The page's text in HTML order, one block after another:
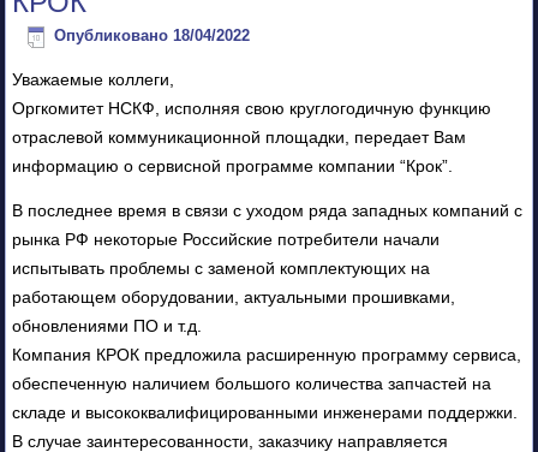
Опубликовано 18/04/2022
Уважаемые коллеги,
Оргкомитет НСКФ, исполняя свою круглогодичную функцию
отраслевой коммуникационной площадки, передает Вам
информацию о сервисной программе компании “Крок”.
В последнее время в связи с уходом ряда западных компаний с
рынка РФ некоторые Российские потребители начали
испытывать проблемы с заменой комплектующих на
работающем оборудовании, актуальными прошивками,
обновлениями ПО и т.д.
Компания КРОК предложила расширенную программу сервиса,
обеспеченную наличием большого количества запчастей на
складе и высококвалифицированными инженерами поддержки.
В случае заинтересованности, заказчику направляется